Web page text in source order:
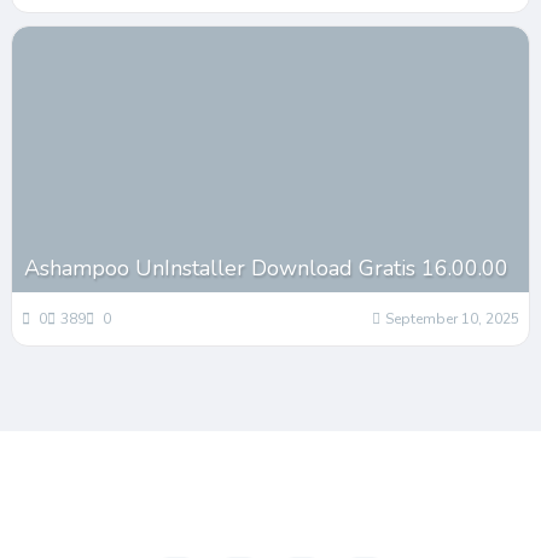
Ashampoo UnInstaller Download Gratis 16.00.00
0 389 0 September 10, 2025